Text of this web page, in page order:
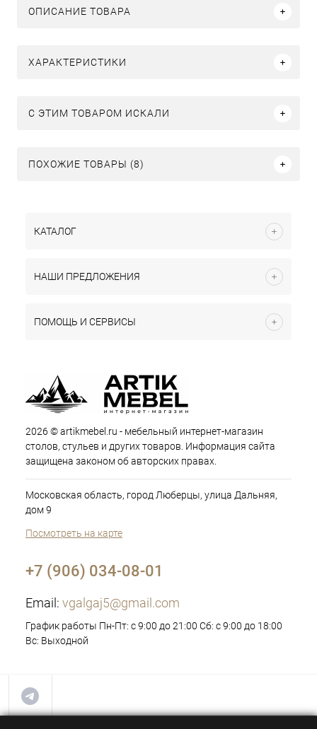
ОПИСАНИЕ ТОВАРА
ХАРАКТЕРИСТИКИ
C ЭТИМ ТОВАРОМ ИСКАЛИ
ПОХОЖИЕ ТОВАРЫ (8)
КАТАЛОГ
НАШИ ПРЕДЛОЖЕНИЯ
ПОМОЩЬ И СЕРВИСЫ
2026 © artikmebel.ru - мебельный интернет-магазин
столов, стульев и других товаров. Информация сайта
защищена законом об авторских правах.
Московская область, город Люберцы, улица Дальняя,
дом 9
Посмотреть на карте
+7 (906) 034-08-01
Email: vgalgaj5@gmail.com
График работы Пн-Пт: с 9:00 до 21:00 Сб: с 9:00 до 18:00
Вс: Выходной